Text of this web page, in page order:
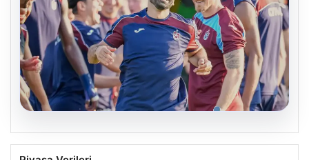
Trabzonspor’da Mohamed Salah ilk kez